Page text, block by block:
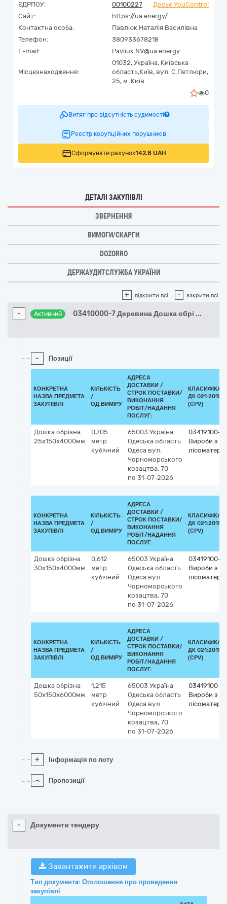
ЄДРПОУ:
00100227
Досьє YouControl
Сайт:
https://ua.energy/
Контактна особа:
Павлюк Наталія Василівна
Телефон:
380933678218
E-mail:
Pavliuk.NV@ua.energy
Місцезнаходження:
01032, Україна, Київська
область,Київ, вул. С.Петлюри,
25, м. Київ
0
Витяг про відсутність судимості
Реєстр корупційних порушників
Сформувати рахунок142.8 UAH
ДЕТАЛІ ЗАКУПІВЛІ
ЗВЕРНЕННЯ
ВИМОГИ/СКАРГИ
DOZORRO
ДЕРЖАУДИТСЛУЖБА УКРАЇНИ
+ відкрити всі - закрити всі
- Активний 03410000-7 Деревина Дошка обрі ...
- Позиції
КОНКРЕТНА
НАЗВА ПРЕДМЕТА
ЗАКУПІВЛІ
КІЛЬКІСТЬ
/
ОД.ВИМІРУ
АДРЕСА
ДОСТАВКИ /
СТРОК ПОСТАВКИ/
ВИКОНАННЯ
РОБІТ/НАДАННЯ
ПОСЛУГ:
ДК 021:2015
(CPV)
Дошка обрізна
25х150х4000мм
0,705
метр
кубічний
65003 Україна
Одеська область
Одеса вул.
Чорноморського
козацтва, 70
по 31-07-2026
03419100-1
Вироби з
КОНКРЕТНА
НАЗВА ПРЕДМЕТА
ЗАКУПІВЛІ
КІЛЬКІСТЬ
/
ОД.ВИМІРУ
АДРЕСА
ДОСТАВКИ /
СТРОК ПОСТАВКИ/
ВИКОНАННЯ
РОБІТ/НАДАННЯ
ПОСЛУГ:
ДК 021:2015
(CPV)
Дошка обрізна
30х150х4000мм
0,612
метр
кубічний
65003 Україна
Одеська область
Одеса вул.
Чорноморського
козацтва, 70
по 31-07-2026
03419100-1
Вироби з
КОНКРЕТНА
НАЗВА ПРЕДМЕТА
ЗАКУПІВЛІ
КІЛЬКІСТЬ
/
ОД.ВИМІРУ
АДРЕСА
ДОСТАВКИ /
СТРОК ПОСТАВКИ/
ВИКОНАННЯ
РОБІТ/НАДАННЯ
ПОСЛУГ:
ДК 021:2015
(CPV)
Дошка обрізна
50х150х6000мм
1,215
метр
кубічний
65003 Україна
Одеська область
Одеса вул.
Чорноморського
козацтва, 70
по 31-07-2026
03419100-1
Вироби з
+ Інформація по лоту
- Пропозиції
- Документи тендеру
Завантажити архівом
Тип документа: Оголошення про проведення
закупівлі